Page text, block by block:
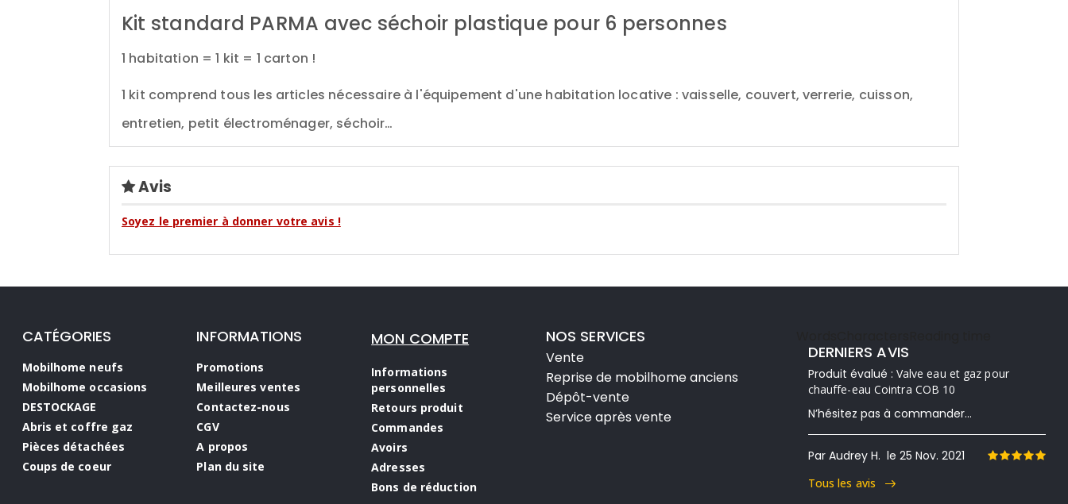
Kit standard PARMA avec séchoir plastique pour 6 personnes
1 habitation = 1 kit = 1 carton !
1 kit comprend tous les articles nécessaire à l'équipement d'une habitation locative : vaisselle, couvert, verrerie, cuisson,
entretien, petit électroménager, séchoir…
Avis
Soyez le premier à donner votre avis !
CATÉGORIES
Mobilhome neufs
Mobilhome occasions
DESTOCKAGE
Abris et coffre gaz
Pièces détachées
Coups de coeur
INFORMATIONS
Promotions
Meilleures ventes
Contactez-nous
CGV
A propos
Plan du site
MON COMPTE
Informations
personnelles
Retours produit
Commandes
Avoirs
Adresses
Bons de réduction
NOS SERVICES
Vente
Reprise de mobilhome anciens
Dépôt-vente
Service après vente
DERNIERS AVIS
Produit évalué : Valve eau et gaz pour
chauffe-eau Cointra COB 10
N’hésitez pas à commander...
Par Audrey H. le 25 Nov. 2021
Tous les avis